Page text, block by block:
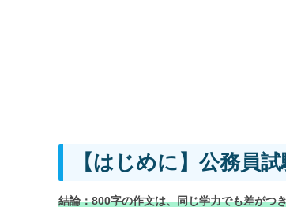
【はじめに】公務員
結論：800字の作文は、同じ学力でも差がつ